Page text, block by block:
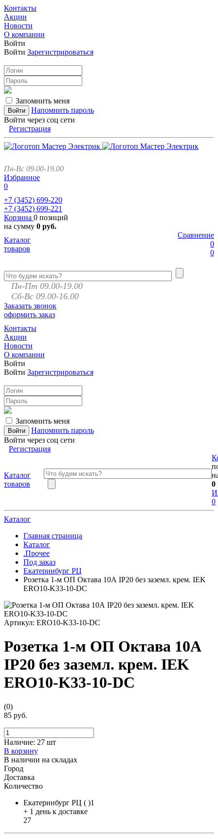
Контакты
Акции
Новости
О компании
Войти
Войти Зарегистрироваться
Запомнить меня
Напомнить пароль
Войти через соц сети
Регистрация
Пн-Вс 09.00-19.00
Избранное
0
+7 (3452) 699-220
+7 (3452) 699-221
Корзина 0 позиций
на сумму 0 руб.
Сравнение
0
0
Каталог
товаров
Пн-Пт 09.00-19.00
Сб-Вс 09.00-16.00
Заказать звонок
оформить заказ
Контакты
Акции
Новости
О компании
Войти
Войти Зарегистрироваться
Запомнить меня
Напомнить пароль
Войти через соц сети
Регистрация
Каталог
товаров
0
0
Каталог
Главная страница
Каталог
.Прочее
Под заказ
Екатеринбург РЦ
Розетка 1-м ОП Октава 10А IP20 без заземл. крем. IEK
ERO10-K33-10-DC
Артикул: ERO10-K33-10-DC
Розетка 1-м ОП Октава 10А
IP20 без заземл. крем. IEK
ERO10-K33-10-DC
(0)
85 руб.
Наличие: 27 шт
В корзину
В наличии на складах
Город
Доставка
Количество
Екатеринбург РЦ ( )1
+ 1 день к доставке
27